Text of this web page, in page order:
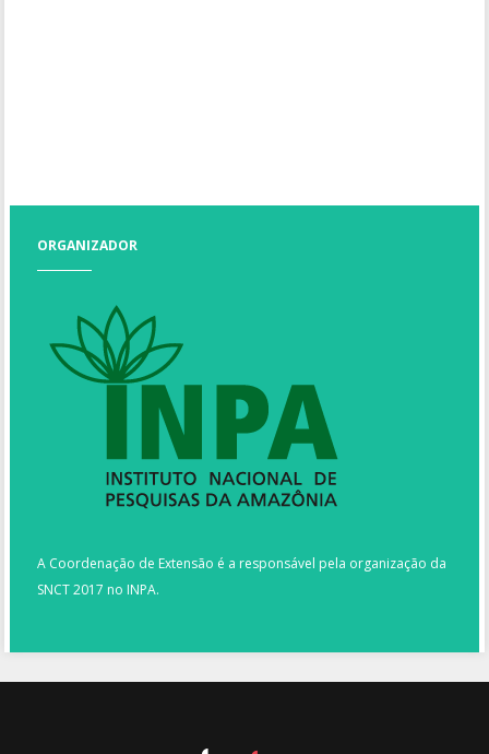
ORGANIZADOR
A Coordenação de Extensão é a responsável pela organização da
SNCT 2017 no INPA.